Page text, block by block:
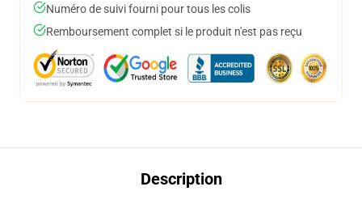
Numéro de suivi fourni pour tous les colis
Remboursement complet si le produit n'est pas reçu
Description